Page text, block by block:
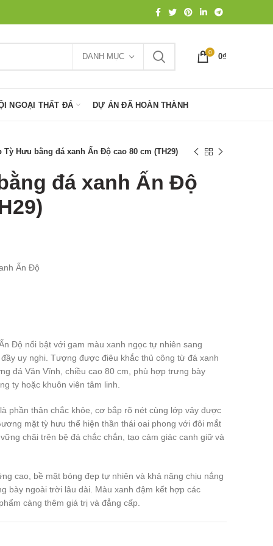
DANH MỤC 0 0₫
NGOẠI THẤT ĐÁ DỰ ÁN ĐÃ HOÀN THÀNH
Tỳ Hưu bằng đá xanh Ấn Độ cao 80 cm (TH29)
đá xanh Ấn Độ
Ấn Độ
Độ nổi bật với gam màu xanh ngọc tự nhiên sang
uy nghi. Tượng được điêu khắc thủ công từ đá xanh
đá Văn Vĩnh, chiều cao 80 cm, phù hợp trưng bày
ty hoặc khuôn viên tâm linh.
phần thân chắc khỏe, cơ bắp rõ nét cùng lớp vảy được
mặt tỳ hưu thể hiện thần thái oai phong với đôi mắt
chãi trên bệ đá chắc chắn, tạo cảm giác canh giữ và
cao, bề mặt bóng đẹp tự nhiên và khả năng chịu nắng
bày ngoài trời lâu dài. Màu xanh đậm kết hợp các
càng thêm giá trị và đẳng cấp.